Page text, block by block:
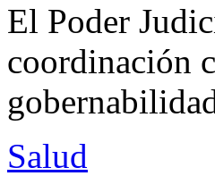
El Poder
coordinación
Salud